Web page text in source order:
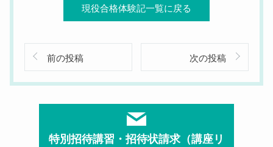
現役合格体験記一覧に戻る
前の投稿 次の投稿
特別招待講習・招待状請求（講座リ